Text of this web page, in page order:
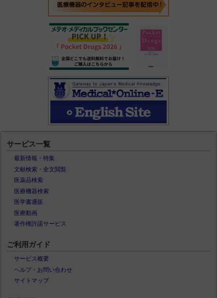
サービス一覧
最新情報・特集
文献検索・全文閲覧
医薬品検索
医療機器検索
医学書通販
医療動画
著作権許諾サービス
ご利用ガイド
サービス概要
ヘルプ・お問い合わせ
サイトマップ